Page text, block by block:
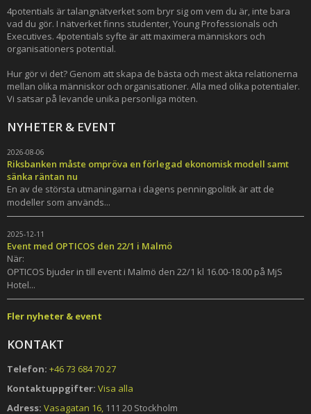
4potentials är talangnätverket som bryr sig om vem du är, inte bara
vad du gör. I nätverket finns studenter, Young Professionals och
Executives. 4potentials syfte är att maximera människors och
organisationers potential.
Hur gör vi det? Genom att skapa de bästa och mest äkta relationerna
mellan olika människor och organisationer. Alla med olika potentialer.
Vi satsar på levande unika personliga möten.
NYHETER & EVENT
2026-08-06
Riksbanken måste ompröva en förlegad ekonomisk modell samt
sänka räntan nu
En av de största utmaningarna i dagens penningpolitik är att de
modeller som används...
2025-12-11
Event med OPTICOS den 22/1 i Malmö
När:
OPTICOS bjuder in till event i Malmö den 22/1 kl 16.00-18.00 på MjS
Hotel...
Fler nyheter & event
KONTAKT
Telefon: +46 73 684 70 27
Kontaktuppgifter: Visa alla
Adress: Vasagatan 16, 111 20 Stockholm